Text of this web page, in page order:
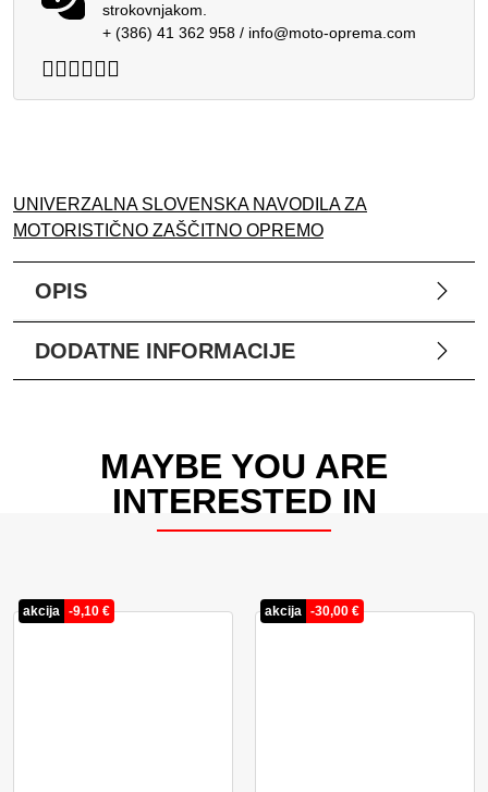
strokovnjakom.
+ (386) 41 362 958/ info@moto-oprema.com
UNIVERZALNA SLOVENSKA NAVODILA ZA
MOTORISTIČNO ZAŠČITNO OPREMO
OPIS
DODATNE INFORMACIJE
MAYBE YOU ARE
INTERESTED IN
akcija -9,10 € akcija -30,00 €